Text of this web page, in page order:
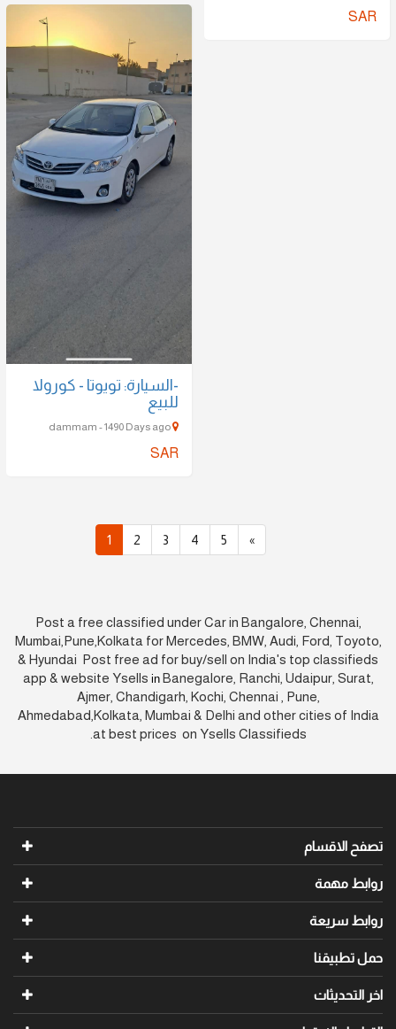
SAR
-السيارة: تويوتا - كورولا
للبيع
SAR
1 2 3 4 5 »
Post a free classified under Car in Bangalore, Chennai,
Mumbai,Pune,Kolkata for Mercedes, BMW, Audi, Ford, Toyoto,
& Hyundai Post free ad for buy/sell on India's top classifieds
app & website Ysells in Banegalore, Ranchi, Udaipur, Surat,
Ajmer, Chandigarh, Kochi, Chennai , Pune,
Ahmedabad,Kolkata, Mumbai & Delhi and other cities of India
at best prices on Ysells Classifieds.
تصفح الاقسام
روابط مهمة
روابط سريعة
حمل تطبيقنا
اخر التحديثات